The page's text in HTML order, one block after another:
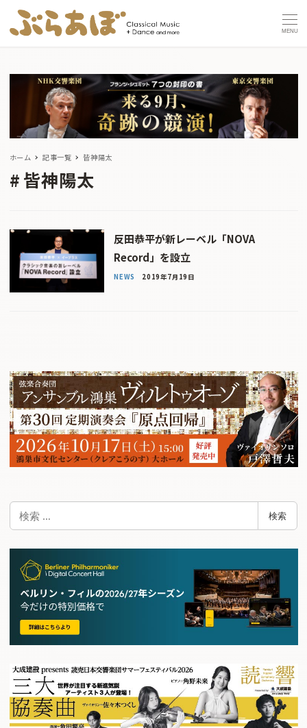
MENU
ホーム 記事一覧 皆神陽太
皆神陽太
反田恭平が新レーベル「NOVA
Record」を設立
NEWS 2019年7月19日
検
索
検索